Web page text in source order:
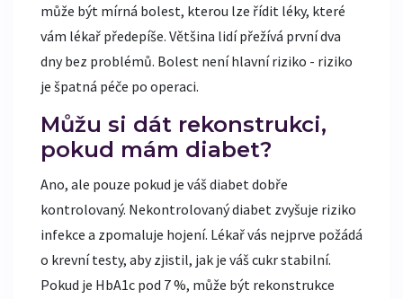
může být mírná bolest, kterou lze řídit léky, které
vám lékař předepíše. Většina lidí přežívá první dva
dny bez problémů. Bolest není hlavní riziko - riziko
je špatná péče po operaci.
Můžu si dát rekonstrukci,
pokud mám diabet?
Ano, ale pouze pokud je váš diabet dobře
kontrolovaný. Nekontrolovaný diabet zvyšuje riziko
infekce a zpomaluje hojení. Lékař vás nejprve požádá
o krevní testy, aby zjistil, jak je váš cukr stabilní.
Pokud je HbA1c pod 7 %, může být rekonstrukce